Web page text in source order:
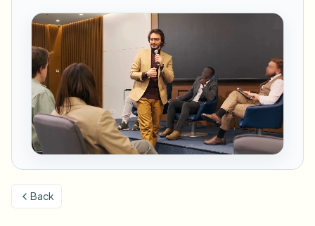
サンプルライブラリ全体を閲覧する
顔をぼかす
ナンバープレートをぼかす
背景をぼかす
何でもぼかす
機能
View all features
Browse every blur tool in one place
ナンバープレートをぼかす
顔をぼかす
エンタープライズ
学校・教育
キャンパスカメラ、講義、地区の一括プライバシー
メディア・エンターテインメント
試写、リリース、コンプライアンス
小売・EC
リソース
FAQ
ブログ
Whitepapers
Choose language
Back